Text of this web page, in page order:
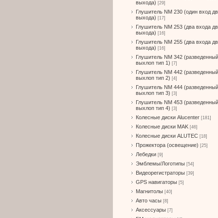
выхода) [29]
Глушитель NM 230 (один вход
выхода) [17]
Глушитель NM 253 (два входа
выхода) [16]
Глушитель NM 255 (два входа
выхода) [16]
Глушитель NM 342 (разведенный
выхлоп тип 1) [7]
Глушитель NM 442 (разведенный
выхлоп тип 2) [4]
Глушитель NM 444 (разведенный
выхлоп тип 3) [3]
Глушитель NM 453 (разведенный
выхлоп тип 4) [3]
Колесные диски Alucenter [181]
Колесные диски MAK [46]
Колесные диски ALUTEC [18]
Прожектора (освещение) [25]
Лебедки [9]
Эмблемы/Логотипы [54]
Видеорегистраторы [39]
GPS навигаторы [5]
Магнитолы [40]
Авто часы [8]
Аксессуары [7]